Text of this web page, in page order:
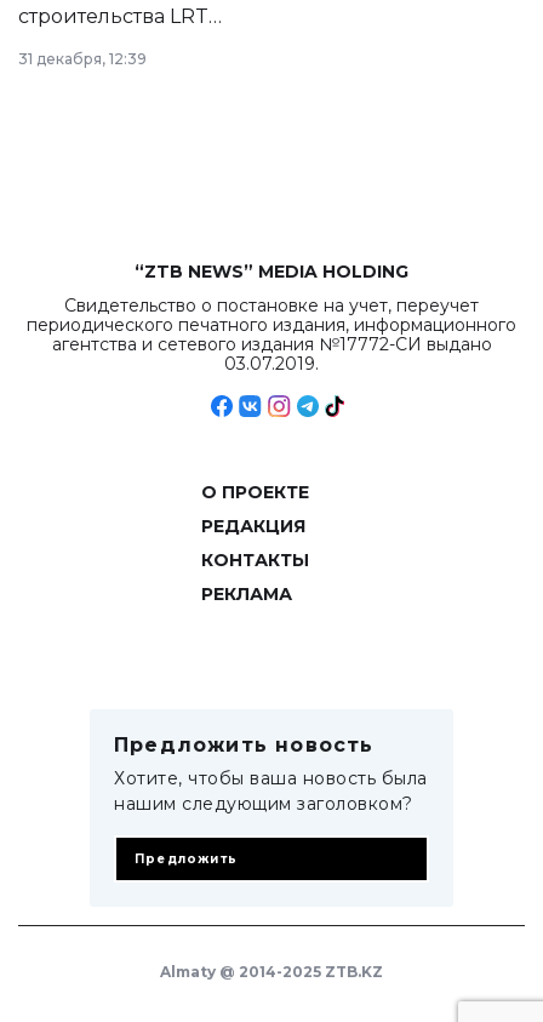
строительства LRT
в Астане из
республиканского
31 декабря, 12:39
“ZTB NEWS” MEDIA HOLDING
Свидетельство о постановке на учет, переучет
периодического печатного издания, информационного
агентства и сетевого издания №17772-СИ выдано
03.07.2019.
О ПРОЕКТЕ
РЕДАКЦИЯ
КОНТАКТЫ
РЕКЛАМА
Предложить новость
Хотите, чтобы ваша новость была
нашим следующим заголовком?
Предложить
Almaty @ 2014-2025 ZTB.KZ